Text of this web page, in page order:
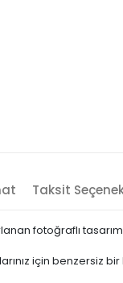
Taksit
fotoğraflı
için benzersiz